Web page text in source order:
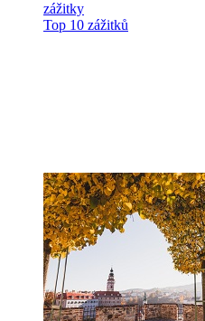
zážitky
Top 10 zážitků